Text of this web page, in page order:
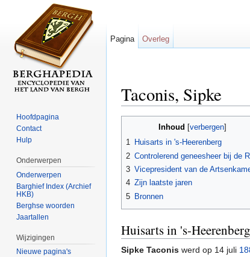
Taconis, Sipke
Inhoud verbergen]
1 Huisarts in 's-Heerenberg
2 Controlerend geneesheer bij de
3 Vicepresident van de
4 Zijn laatste jaren
5 Bronnen
Huisarts in 's-Heerenberg
Sipke Taconis werd op 14 juli
Pagina Overleg
Hoofdpagina
Contact
Hulp
Onderwerpen
Onderwerpen
Barghief Index (Archief
HKB)
Berghse woorden
Jaartallen
Wijzigingen
Nieuwe pagina's